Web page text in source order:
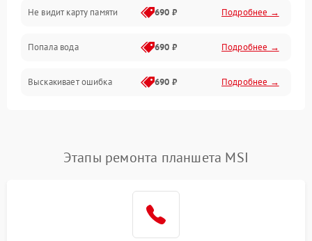
Связь
Разговор (микрофон, динамик)
Перегрев и нестабильная работа
Сеть и интернет
Не видит карту памяти 690 ₽ Подробнее →
Попала вода 690 ₽ Подробнее →
Выскакивает ошибка 690 ₽ Подробнее →
Этапы ремонта планшета MSI